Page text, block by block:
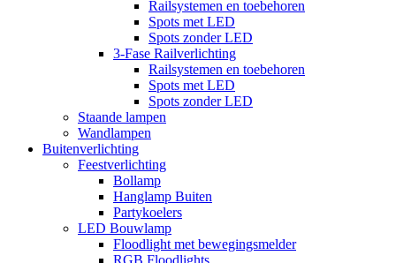
Railsystemen en toebehoren
Spots met LED
Spots zonder LED
3-Fase Railverlichting
Railsystemen en toebehoren
Spots met LED
Spots zonder LED
Staande lampen
Wandlampen
Buitenverlichting
Feestverlichting
Bollamp
Hanglamp Buiten
Partykoelers
LED Bouwlamp
Floodlight met bewegingsmelder
RGB Floodlights